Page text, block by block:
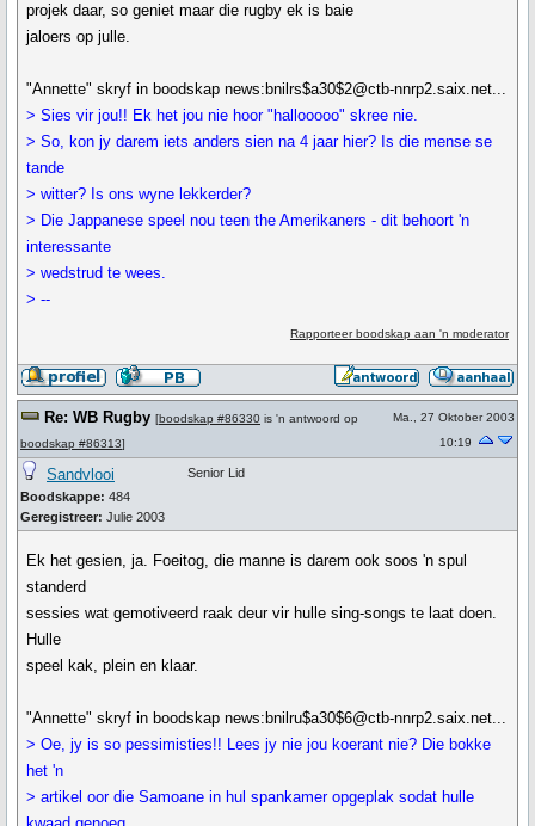
projek daar, so geniet maar die rugby ek is baie
jaloers op julle.
"Annette" skryf in boodskap news:bnilrs$a30$2@ctb-nnrp2.saix.net...
> Sies vir jou!! Ek het jou nie hoor "hallooooo" skree nie.
> So, kon jy darem iets anders sien na 4 jaar hier? Is die mense se
tande
> witter? Is ons wyne lekkerder?
> Die Jappanese speel nou teen the Amerikaners - dit behoort 'n
interessante
> wedstrud te wees.
> --
Rapporteer boodskap aan 'n moderator
Re: WB Rugby [boodskap #86330 is 'n antwoord op
boodskap #86313]
Ma., 27 Oktober 2003
10:19
Sandvlooi
Boodskappe: 484
Geregistreer: Julie 2003
Senior Lid
Ek het gesien, ja. Foeitog, die manne is darem ook soos 'n spul
standerd
sessies wat gemotiveerd raak deur vir hulle sing-songs te laat doen.
Hulle
speel kak, plein en klaar.
"Annette" skryf in boodskap news:bnilru$a30$6@ctb-nnrp2.saix.net...
> Oe, jy is so pessimisties!! Lees jy nie jou koerant nie? Die bokke
het 'n
> artikel oor die Samoane in hul spankamer opgeplak sodat hulle